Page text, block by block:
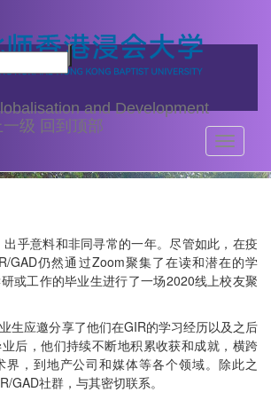
and Development
级 回到顶部
Toggle
乎意料和非同寻常的一年。尽管如此，在疫
GAD仍然通过Zoom聚集了在读和潜在的学
或工作的毕业生进行了一场2020线上校友聚
生应邀分享了他们在GIR的学习经历以及之后
后，他们持续不断地积累收获和成就，横跨
界，到地产公司和媒体等各个领域。除此之
GAD社群，与其密切联系。